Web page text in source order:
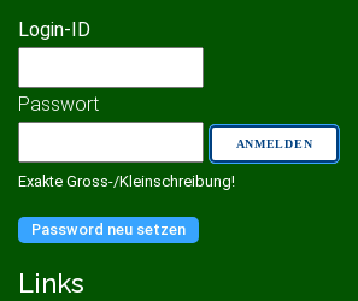
Login-ID
Passwort
Exakte Gross-/Kleinschreibung!
Password neu setzen
Links